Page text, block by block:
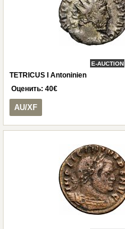
E-AUCTION
TETRICUS I Antoninien
Оценить: 40€
AU/XF